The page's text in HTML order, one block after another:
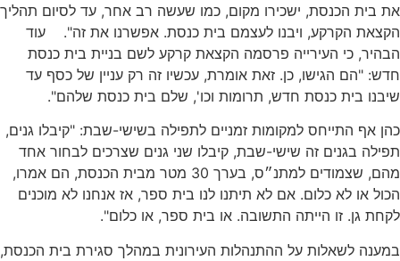
את בית הכנסת, ישכירו מקום, כמו שעשה רב אחר, עד לסיום תהליך
הקצאת הקרקע, ויבנו לעצמם בית כנסת. אפשרנו את זה". עוד
הבהיר, כי העירייה פרסמה הקצאת קרקע לשם בניית בית כנסת
חדש: "הם הגישו, כן. זאת אומרת, עכשיו זה רק עניין של כסף עד
שיבנו בית כנסת חדש, תרומות וכו', שלם בית כנסת שלהם".
כהן אף התייחס למקומות זמניים לתפילה בשישי-שבת: "קיבלו גנים,
תפילה בגנים זה שישי-שבת, קיבלו שני גנים שצרכים לבחור אחד
מהם, שצמודים למתנ״ס, בערך 30 מטר מבית הכנסת, הם אמרו,
הכול או לא כלום. אם לא תיתנו לנו בית ספר, אז אנחנו לא מוכנים
לקחת גן. זו הייתה התשובה. או בית ספר, או כלום".
במענה לשאלות על ההתנהלות העירונית במהלך סגירת בית הכנסת,